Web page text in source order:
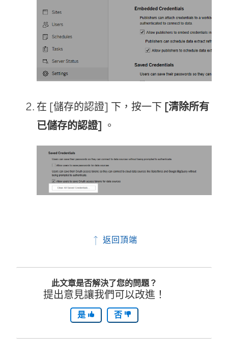
在 [儲存的認證] 下，按一下 [清除所有
已儲存的認證] 。
返回頂端
此文章是否解決了您的問題？
提出意見讓我們可以改進！
是 否